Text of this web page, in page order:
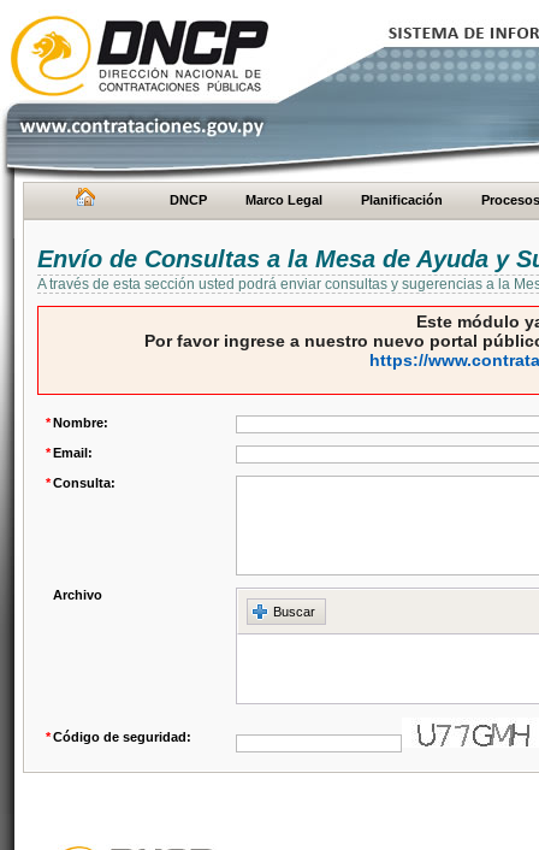
DNCP Marco Legal Planificación Procesos
Envío de Consultas a la Mesa de Ayuda y
A través de esta sección usted podrá enviar consultas y sugerencias a la
Este módulo
Por favor ingrese a nuestro nuevo portal
https://
*Nombre:
*Email:
*Consulta:
Archivo
Buscar
*Código de seguridad: